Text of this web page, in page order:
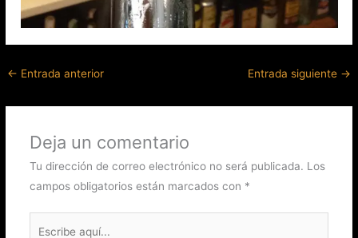
← Entrada anterior Entrada siguiente →
Deja un comentario
Tu dirección de correo electrónico no será publicada. Los
campos obligatorios están marcados con *